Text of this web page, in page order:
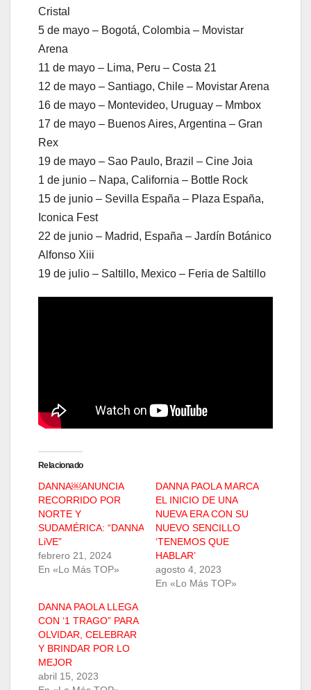
Cristal
5 de mayo – Bogotá, Colombia – Movistar
Arena
11 de mayo – Lima, Peru – Costa 21
12 de mayo – Santiago, Chile – Movistar Arena
16 de mayo – Montevideo, Uruguay – Mmbox
17 de mayo – Buenos Aires, Argentina – Gran
Rex
19 de mayo – Sao Paulo, Brazil – Cine Joia
1 de junio – Napa, California – Bottle Rock
15 de junio – Sevilla España – Plaza España,
Iconica Fest
22 de junio – Madrid, España – Jardín Botánico
Alfonso Xiii
19 de julio – Saltillo, Mexico – Feria de Saltillo
Relacionado
DANNA￼ANUNCIA
RECORRIDO POR
NORTE Y
SUDAMÉRICA: “DANNA
LiVE”
febrero 21, 2024
En «Lo Más TOP»
DANNA PAOLA MARCA
EL INICIO DE UNA
NUEVA ERA CON SU
NUEVO SENCILLO
‘TENEMOS QUE
HABLAR’
agosto 4, 2023
En «Lo Más TOP»
DANNA PAOLA LLEGA
CON ‘1 TRAGO” PARA
OLVIDAR, CELEBRAR
Y BRINDAR POR LO
MEJOR
abril 15, 2023